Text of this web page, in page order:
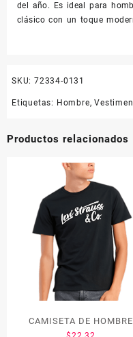
del año. Es ideal para
clásico con un toque
SKU: 72334-0131
Etiquetas: Hombre,
Productos relacionados
CAMISETA DE HOMBRE